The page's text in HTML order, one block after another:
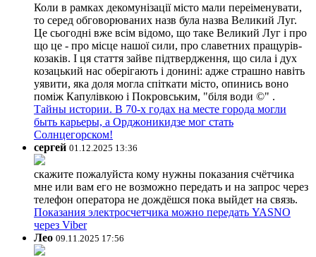
Коли в рамках декомунізації місто мали переіменувати,
то серед обговорюваних назв була назва Великий Луг.
Це сьогодні вже всім відомо, що таке Великий Луг і про
що це - про місце нашої сили, про славетних пращурів-
козаків. І ця стаття зайве підтвердження, що сила і дух
козацький нас оберігають і донині: адже страшно навіть
уявити, яка доля могла спіткати місто, опинись воно
поміж Капулівкою і Покровським, "біля води ©" .
Тайны истории. В 70-х годах на месте города могли
быть карьеры, а Орджоникидзе мог стать
Солнцегорском!
сергей 01.12.2025 13:36
скажите пожалуйста кому нужны показания счётчика
мне или вам его не возможно передать и на запрос через
телефон оператора не дождёшся пока выйдет на связь.
Показания электросчетчика можно передать YASNO
через Viber
Лео 09.11.2025 17:56